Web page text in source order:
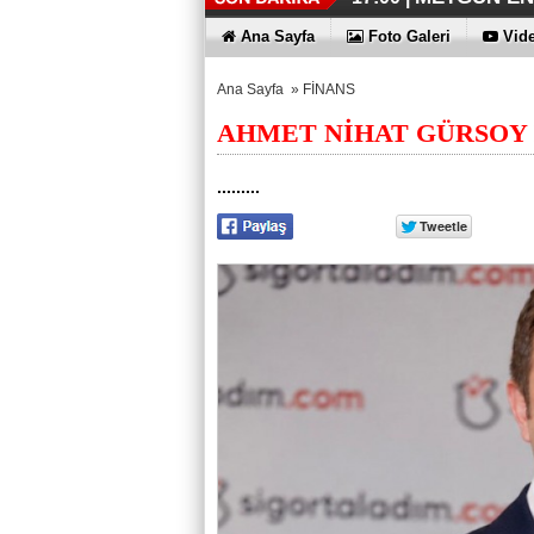
12:17 |THY
12:02 |ÖZEL
11:56 |İŞTE
11:53 |TECNO'DA
Ana Sayfa Foto Galeri
Ana Sayfa » FİNANS
AHMET NİHAT
.........